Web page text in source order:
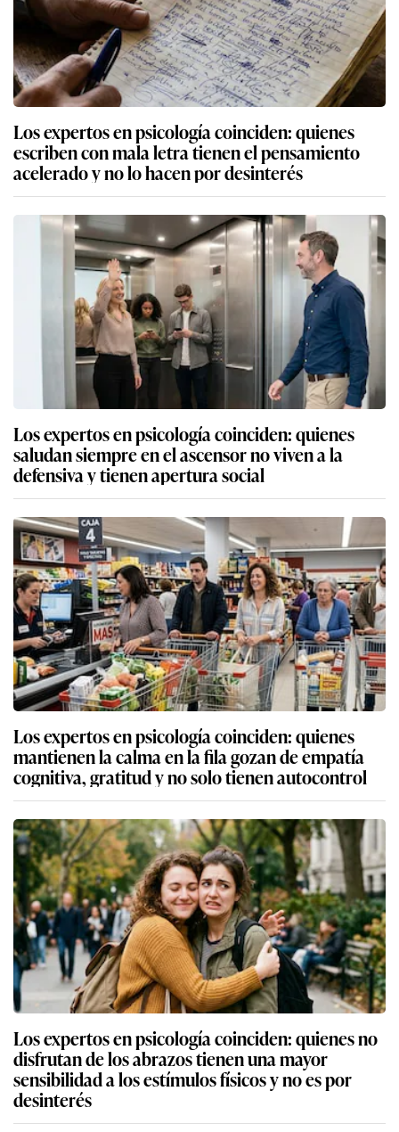
Los expertos en psicología coinciden: quienes
escriben con mala letra tienen el pensamiento
acelerado y no lo hacen por desinterés
Los expertos en psicología coinciden: quienes
saludan siempre en el ascensor no viven a la
defensiva y tienen apertura social
Los expertos en psicología coinciden: quienes
mantienen la calma en la fila gozan de empatía
cognitiva, gratitud y no solo tienen autocontrol
Los expertos en psicología coinciden: quienes no
disfrutan de los abrazos tienen una mayor
sensibilidad a los estímulos físicos y no es por
desinterés